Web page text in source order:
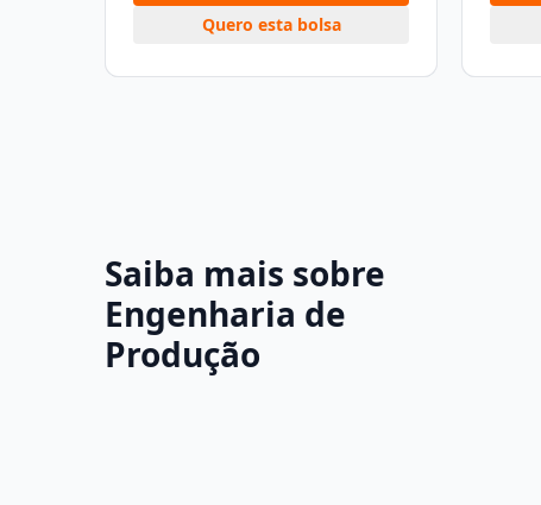
Quero esta bolsa
Saiba mais sobre
Engenharia de
Produção